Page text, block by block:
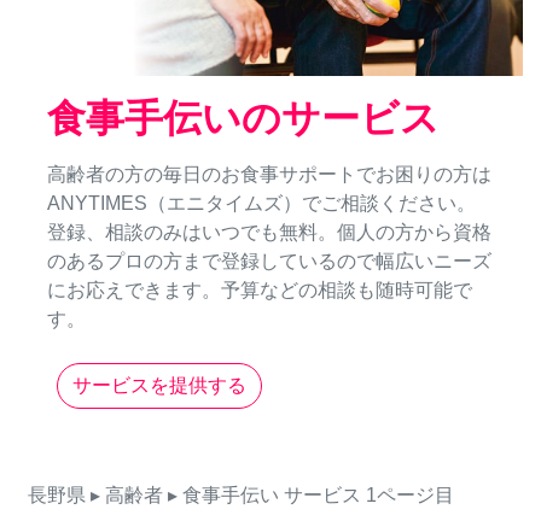
食事手伝いのサービス
高齢者の方の毎日のお食事サポートでお困りの方は
ANYTIMES（エニタイムズ）でご相談ください。
登録、相談のみはいつでも無料。個人の方から資格
のあるプロの方まで登録しているので幅広いニーズ
にお応えできます。予算などの相談も随時可能で
す。
サービスを提供する
長野県 ▸ 高齢者 ▸ 食事手伝い サービス 1ページ目